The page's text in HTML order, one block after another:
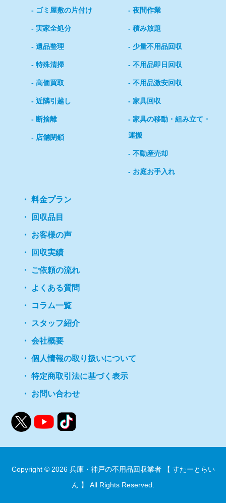
ゴミ屋敷の片付け
実家全処分
遺品整理
特殊清掃
高価買取
近隣引越し
断捨離
店舗閉鎖
夜間作業
積み放題
少量不用品回収
不用品即日回収
不用品激安回収
家具回収
家具の移動・組み立て・
運搬
不動産売却
お庭お手入れ
料金プラン
回収品目
お客様の声
回収実績
ご依頼の流れ
よくある質問
コラム一覧
スタッフ紹介
会社概要
個人情報の取り扱いについて
特定商取引法に基づく表示
お問い合わせ
Copyright © 2026 兵庫・神戸の不用品回収業者 【 すたーとらい
ん 】
All Rights Reserved.